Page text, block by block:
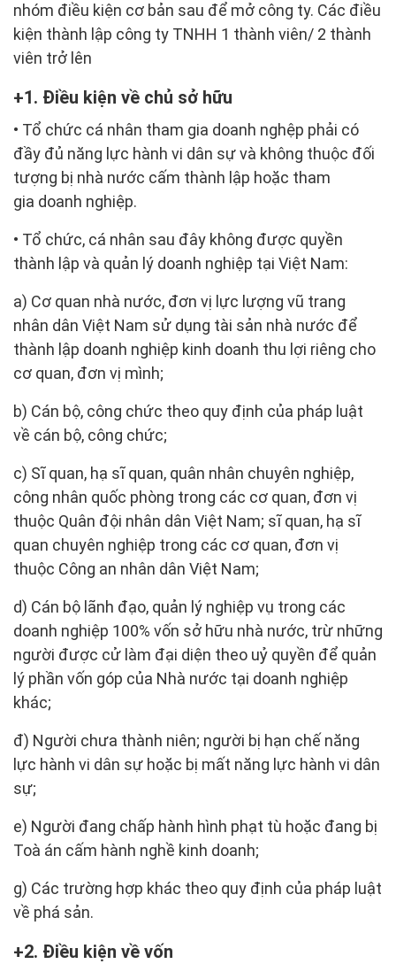
nhóm điều kiện cơ bản sau để mở công ty. Các điều
kiện thành lập công ty TNHH 1 thành viên/ 2 thành
viên trở lên
1. Điều kiện về chủ sở hữu
• Tổ chức cá nhân tham gia doanh nghệp phải có
đầy đủ năng lực hành vi dân sự và không thuộc đối
tượng bị nhà nước cấm thành lập hoặc tham
gia doanh nghiệp.
• Tổ chức, cá nhân sau đây không được quyền
thành lập và quản lý doanh nghiệp tại Việt Nam:
a) Cơ quan nhà nước, đơn vị lực lượng vũ trang
nhân dân Việt Nam sử dụng tài sản nhà nước để
thành lập doanh nghiệp kinh doanh thu lợi riêng cho
cơ quan, đơn vị mình;
b) Cán bộ, công chức theo quy định của pháp luật
về cán bộ, công chức;
c) Sĩ quan, hạ sĩ quan, quân nhân chuyên nghiệp,
công nhân quốc phòng trong các cơ quan, đơn vị
thuộc Quân đội nhân dân Việt Nam; sĩ quan, hạ sĩ
quan chuyên nghiệp trong các cơ quan, đơn vị
thuộc Công an nhân dân Việt Nam;
d) Cán bộ lãnh đạo, quản lý nghiệp vụ trong các
doanh nghiệp 100% vốn sở hữu nhà nước, trừ những
người được cử làm đại diện theo uỷ quyền để quản
lý phần vốn góp của Nhà nước tại doanh nghiệp
khác;
đ) Người chưa thành niên; người bị hạn chế năng
lực hành vi dân sự hoặc bị mất năng lực hành vi dân
sự;
e) Người đang chấp hành hình phạt tù hoặc đang bị
Toà án cấm hành nghề kinh doanh;
g) Các trường hợp khác theo quy định của pháp luật
về phá sản.
2. Điều kiện về vốn